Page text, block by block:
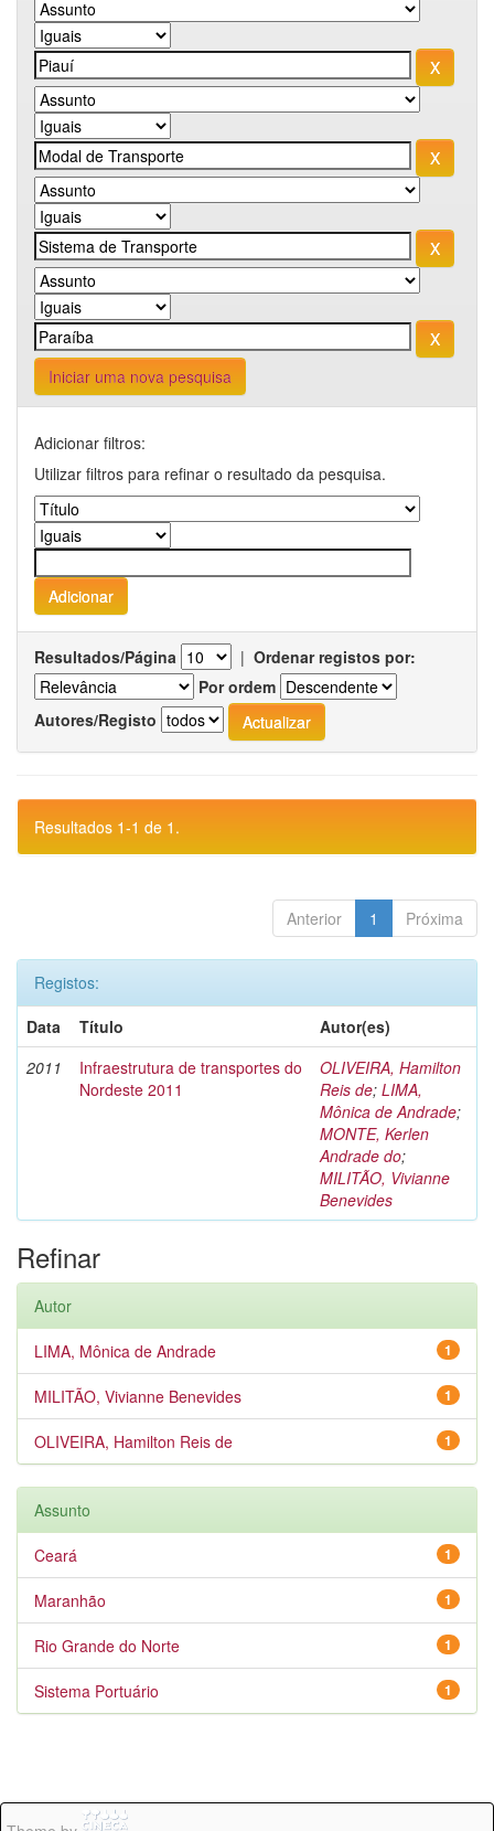
Iniciar uma nova pesquisa
Adicionar filtros:
Utilizar filtros para refinar o resultado da pesquisa.
Resultados/Página | Ordenar registos por:
Por ordem
Autores/Registo
Resultados 1-1 de 1.
Anterior 1 Próxima
Registos:
Data
Título
Autor(es)
2011
Infraestrutura de transportes do
Nordeste 2011
OLIVEIRA, Hamilton
Reis de; LIMA,
Mônica de Andrade;
MONTE, Kerlen
Andrade do;
MILITÃO, Vivianne
Benevides
Refinar
Autor
1
LIMA, Mônica de Andrade
1
MILITÃO, Vivianne Benevides
1
OLIVEIRA, Hamilton Reis de
Assunto
1
Ceará
1
Maranhão
1
Rio Grande do Norte
1
Sistema Portuário